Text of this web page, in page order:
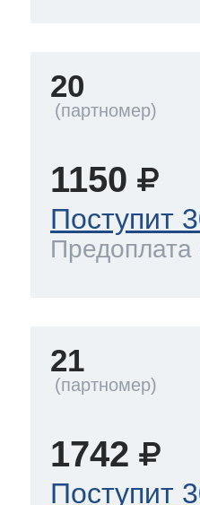
20
1150
Поступит
Предоплата
21
1742
Поступит